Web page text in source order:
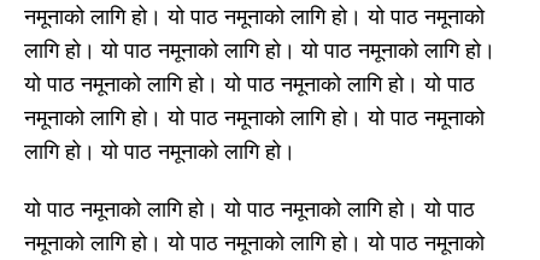
नमूनाको लागि हो। यो पाठ नमूनाको लागि हो। यो पाठ नमूनाको
लागि हो। यो पाठ नमूनाको लागि हो। यो पाठ नमूनाको लागि हो।
यो पाठ नमूनाको लागि हो। यो पाठ नमूनाको लागि हो। यो पाठ
नमूनाको लागि हो। यो पाठ नमूनाको लागि हो। यो पाठ नमूनाको
लागि हो। यो पाठ नमूनाको लागि हो।
यो पाठ नमूनाको लागि हो। यो पाठ नमूनाको लागि हो। यो पाठ
नमूनाको लागि हो। यो पाठ नमूनाको लागि हो। यो पाठ नमूनाको